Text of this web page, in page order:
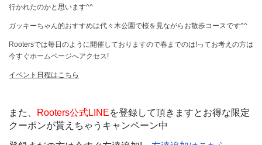
行かれたのかと思います^^
ガッキーちゃん的おすすめは代々木公園で桜を見ながらお散歩コースです^^
Rootersでは毎日のように開催しておりますので春までのは!ってお考えの方は
今すぐホームページへアクセス!
イベント日程はこちら
また、 Rooters公式LINEを登録して頂きますとお得な限定
クーポンが貰えちゃうキャンペーン中